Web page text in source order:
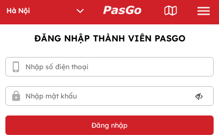
ĐĂNG NHẬP THÀNH VIÊN PASGO